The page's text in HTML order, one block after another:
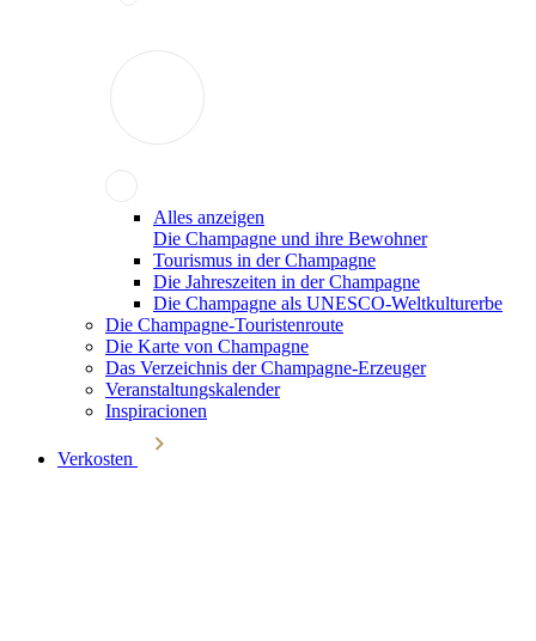
Alles anzeigen
Die Champagne und ihre Bewohner
Tourismus in der Champagne
Die Jahreszeiten in der Champagne
Die Champagne als UNESCO-Weltkulturerbe
Die Champagne-Touristenroute
Die Karte von Champagne
Das Verzeichnis der Champagne-Erzeuger
Veranstaltungskalender
Inspiracionen
Verkosten